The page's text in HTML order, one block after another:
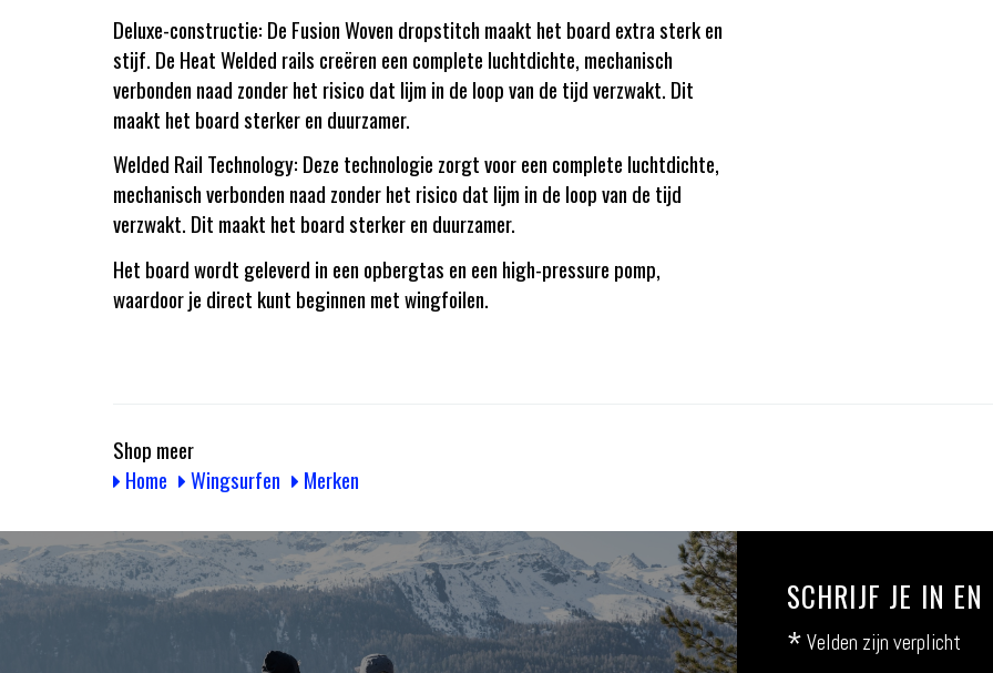
Deluxe-constructie: De Fusion Woven dropstitch maakt het board extra sterk en
stijf. De Heat Welded rails creëren een complete luchtdichte, mechanisch
verbonden naad zonder het risico dat lijm in de loop van de tijd verzwakt. Dit
maakt het board sterker en duurzamer.
Welded Rail Technology: Deze technologie zorgt voor een complete luchtdichte,
mechanisch verbonden naad zonder het risico dat lijm in de loop van de tijd
verzwakt. Dit maakt het board sterker en duurzamer.
Het board wordt geleverd in een opbergtas en een high-pressure pomp,
waardoor je direct kunt beginnen met wingfoilen.
Shop meer
Home
Wingsurfen Merken
SCHRIJF JE IN
* Velden zijn verplicht